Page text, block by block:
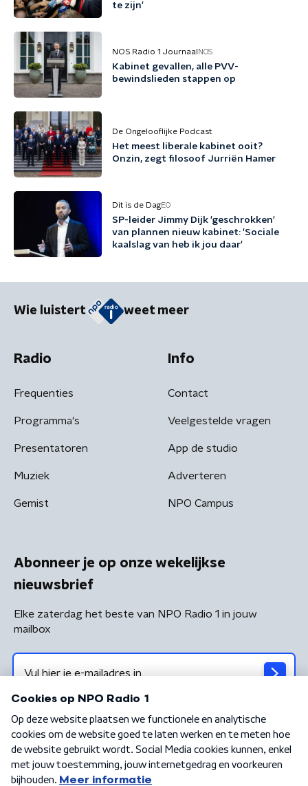
te zijn'
NOS Radio 1 Journaal NOS
Kabinet gevallen, alle PVV-
bewindslieden stappen op
De Ongelooflijke Podcast
Het meest liberale kabinet ooit?
Onzin, zegt filosoof Jurriën Hamer
Dit is de DagEO
SP-leider Jimmy Dijk 'geschrokken'
van plannen nieuw kabinet: 'Sociale
kaalslag van heb ik jou daar'
Wie luistert weet meer
Radio
Frequenties
Programma's
Presentatoren
Muziek
Gemist
Info
Contact
Veelgestelde vragen
App de studio
Adverteren
NPO Campus
Abonneer je op onze wekelijkse
nieuwsbrief
Elke zaterdag het beste van NPO Radio 1 in jouw
mailbox
Algemene voorwaarden